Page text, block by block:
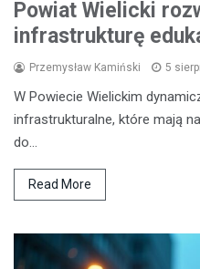
Powiat Wielicki
infrastrukturę
Przemysław Kamiński 5
W Powiecie Wielickim
infrastrukturalne, które mają
do…
Read More